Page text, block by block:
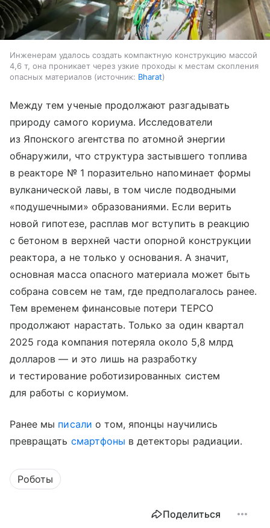
Инженерам удалось создать компактную конструкцию массой
4,6 т, она проникает через узкие проходы к местам скопления
опасных материалов
источник: Bharat
Между тем ученые продолжают разгадывать
природу самого кориума. Исследователи
из Японского агентства по атомной энергии
обнаружили, что структура застывшего топлива
в реакторе № 1 поразительно напоминает формы
вулканической лавы, в том числе подводными
«подушечными» образованиями. Если верить
новой гипотезе, расплав мог вступить в реакцию
с бетоном в верхней части опорной конструкции
реактора, а не только у основания. А значит,
основная масса опасного материала может быть
собрана совсем не там, где предполагалось ранее.
Тем временем финансовые потери TEPCO
продолжают нарастать. Только за один квартал
2025 года компания потеряла около 5,8 млрд
долларов — и это лишь на разработку
и тестирование роботизированных систем
для работы с кориумом.
Ранее мы писали о том, японцы научились
превращать смартфоны в детекторы радиации.
Роботы
Поделиться